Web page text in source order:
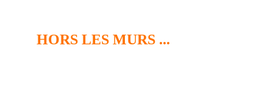
HORS LES MURS ...